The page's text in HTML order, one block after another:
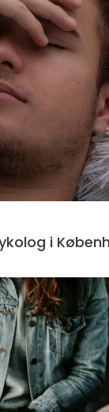
i